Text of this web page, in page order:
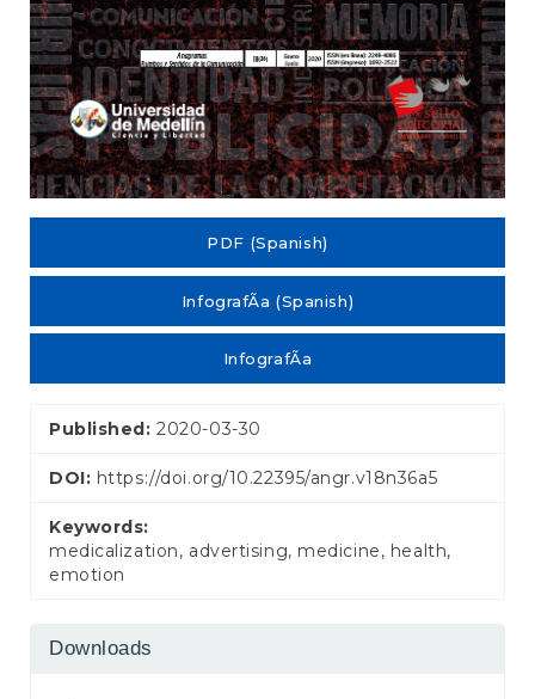
PDF (Spanish)
InfografÃ­a (Spanish)
InfografÃ­a
Published:2020-03-30
DOI: https://doi.org/10.22395/angr.v18n36a5
Keywords:
medicalization, advertising, medicine, health,
emotion
Downloads